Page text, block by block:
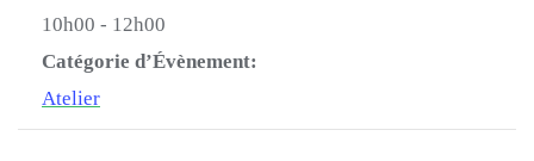
10h00 - 12h00
Catégorie d’Évènement:
Atelier